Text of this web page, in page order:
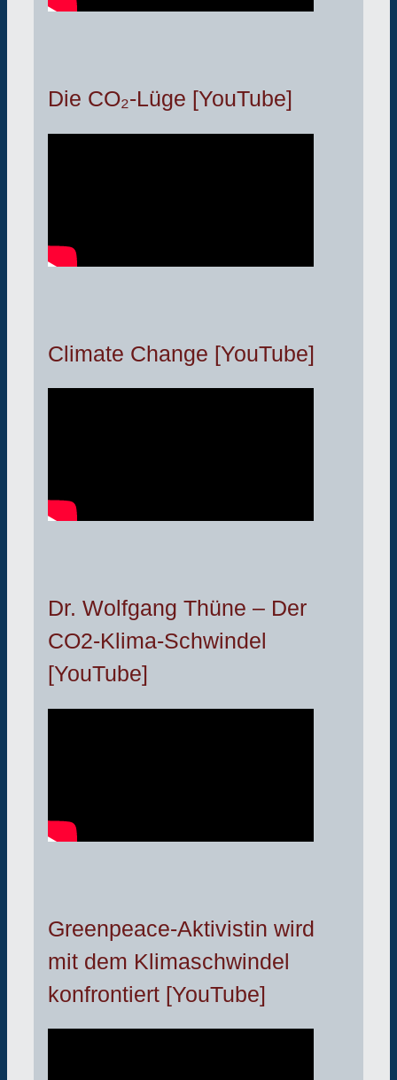
Die CO₂-Lüge [YouTube]
Climate Change [YouTube]
Dr. Wolfgang Thüne – Der
CO2-Klima-Schwindel
[YouTube]
Greenpeace-Aktivistin wird
mit dem Klimaschwindel
konfrontiert [YouTube]